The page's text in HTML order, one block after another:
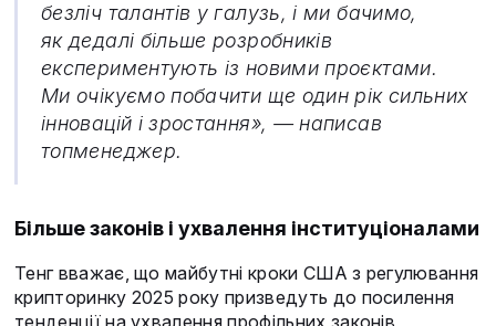
безліч талантів у галузь, і ми бачимо,
як дедалі більше розробників
експериментують із новими проєктами.
Ми очікуємо побачити ще один рік сильних
інновацій і зростання», — написав
топменеджер.
Більше законів і ухвалення інституціоналами
Тенг вважає, що майбутні кроки США з регулювання
крипторинку 2025 року призведуть до посилення